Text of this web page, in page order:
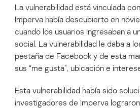
La vulnerabilidad está vinculada
Imperva había descubierto en
cuando los usuarios ingresaban a
social. La vulnerabilidad le daba a
pestaña de Facebook y de esta
sus “me gusta”, ubicación e
Esta vulnerabilidad había sido
investigadores de Imperva